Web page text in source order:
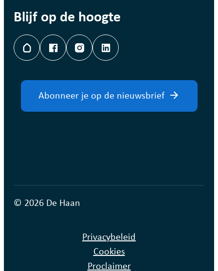
Blijf op de hoogte
Hoplr FacebookInstagramLinkedIn
Abonneer je op de nieuwsbrief
© 2026 De Haan
Privacybeleid
Cookies
Proclaimer